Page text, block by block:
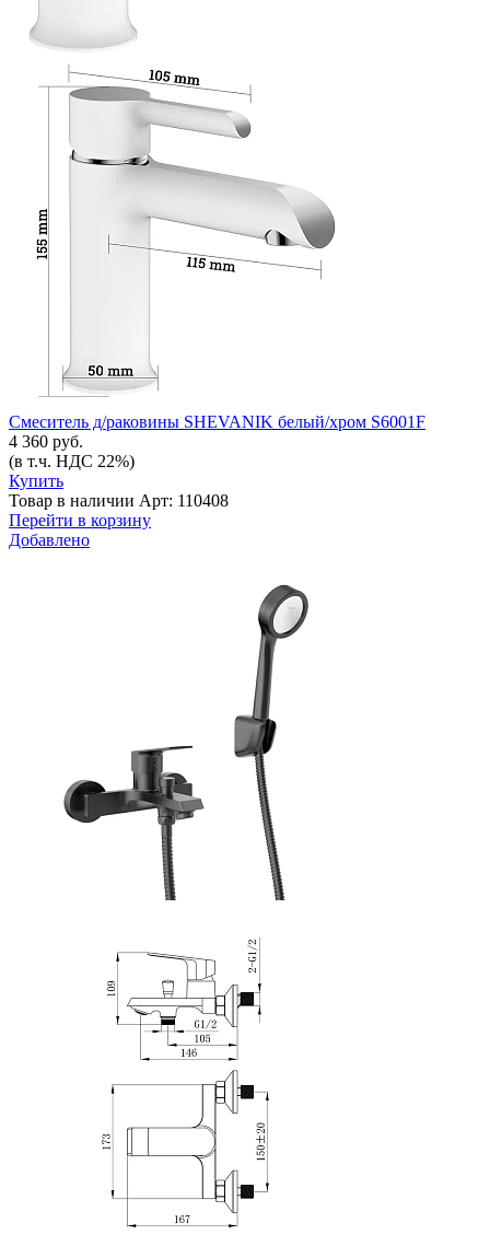
Смеситель д/раковины SHEVANIK белый/хром S6001F
4 360 руб.
(в т.ч. НДС 22%)
Купить
Товар в наличии Арт: 110408
Перейти в корзину
Добавлено